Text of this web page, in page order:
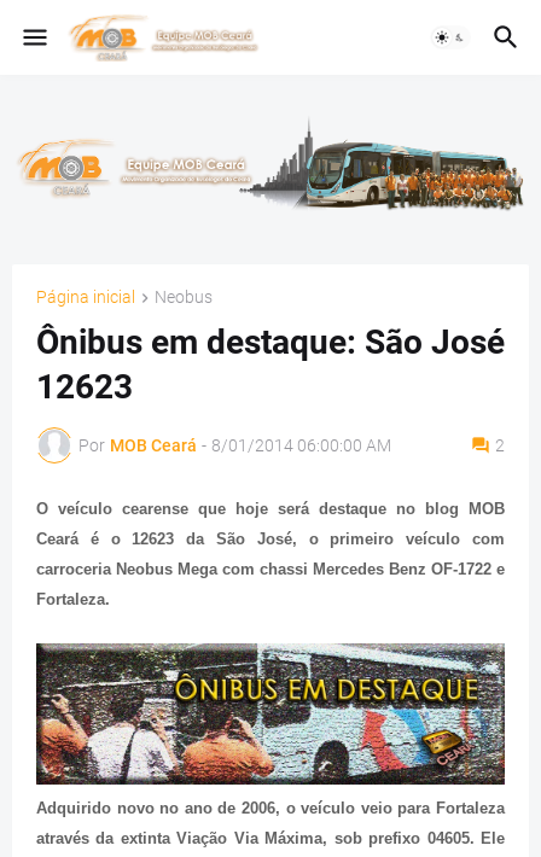
Página inicial Neobus
Ônibus em destaque: São José
12623
Por MOB Ceará - 8/01/2014 06:00:00 AM 2
O veículo cearense que hoje será destaque no blog MOB
Ceará é o 12623 da São José, o primeiro veículo com
carroceria Neobus Mega com chassi Mercedes Benz OF-1722 e
Fortaleza.
Adquirido novo no ano de 2006, o veículo veio para Fortaleza
através da extinta Viação Via Máxima, sob prefixo 04605. Ele